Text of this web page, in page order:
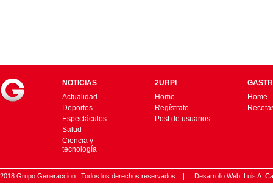
NOTICIAS
Actualidad
Deportes
Espectáculos
Salud
Ciencia y
tecnología
2URPI
Home
Regístrate
Post de usuarios
Home
2018 Grupo Generaccion . Todos los derechos reservados | Desarrollo Web: Luis